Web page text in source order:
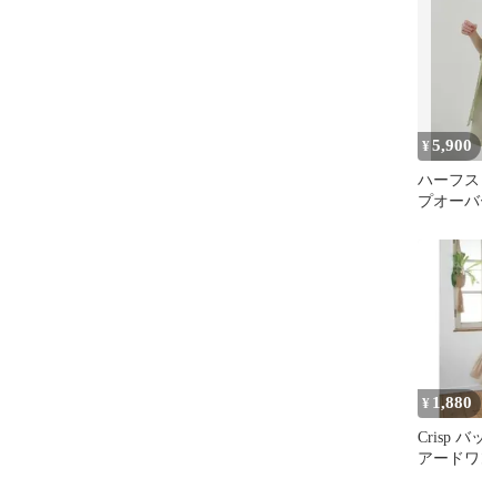
¥5,900
ハーフ
プオー
○】
¥ 1,880
Crisp バ
アード